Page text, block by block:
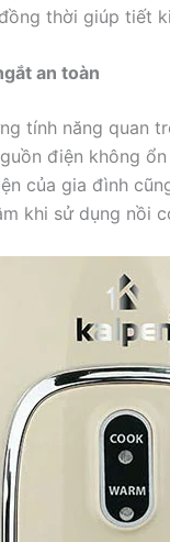
thời giúp tiết
an toàn
tính năng quan
điện không
của gia đình
khi sử dụng nồi